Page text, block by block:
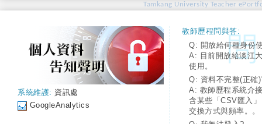
Tamkang University Teacher
系統維護: 資訊處
GoogleAnalytics
教師歷程問與答:
Q: 開放給何種身份
A: 目前開放給淡江
使用。
Q: 資料不完整(正確
A: 教師歷程系統介
含某些「CSV匯入
交換方式與頻率。。